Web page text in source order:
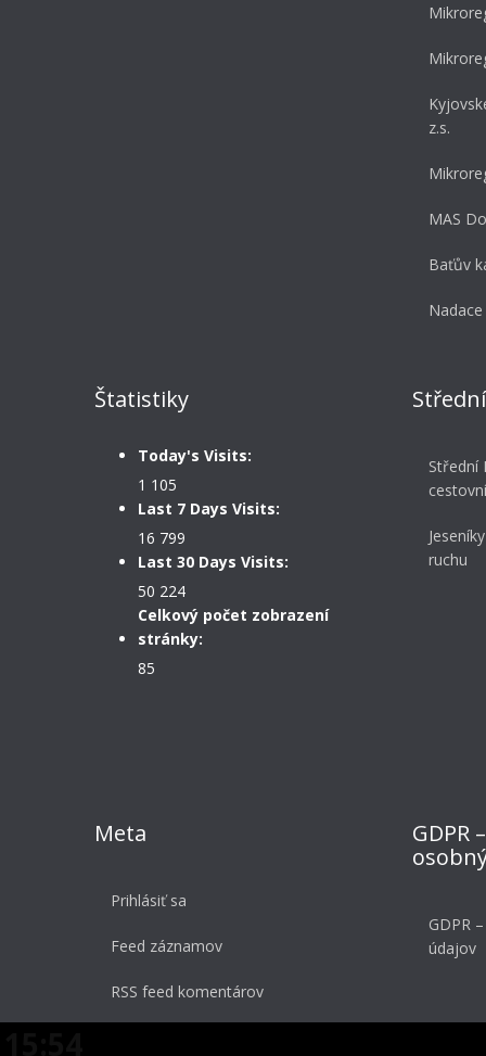
z.s.
MAS
Baťův
Štatistiky
Today's Visits:
1 105
Last 7 Days Visits:
16 799
Last 30 Days Visits:
50 224
Celkový počet zobrazení
stránky:
85
Střední
ruchu
Meta
Prihlásiť sa
Feed záznamov
RSS feed komentárov
GDPR
GDPR
údajov